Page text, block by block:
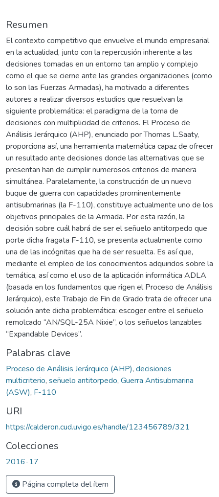
Resumen
El contexto competitivo que envuelve el mundo empresarial
en la actualidad, junto con la repercusión inherente a las
decisiones tomadas en un entorno tan amplio y complejo
como el que se cierne ante las grandes organizaciones (como
lo son las Fuerzas Armadas), ha motivado a diferentes
autores a realizar diversos estudios que resuelvan la
siguiente problemática: el paradigma de la toma de
decisiones con multiplicidad de criterios. El Proceso de
Análisis Jerárquico (AHP), enunciado por Thomas L.Saaty,
proporciona así, una herramienta matemática capaz de ofrecer
un resultado ante decisiones donde las alternativas que se
presentan han de cumplir numerosos criterios de manera
simultánea. Paralelamente, la construcción de un nuevo
buque de guerra con capacidades prominentemente
antisubmarinas (la F-110), constituye actualmente uno de los
objetivos principales de la Armada. Por esta razón, la
decisión sobre cuál habrá de ser el señuelo antitorpedo que
porte dicha fragata F-110, se presenta actualmente como
una de las incógnitas que ha de ser resuelta. Es así que,
mediante el empleo de los conocimientos adquiridos sobre la
temática, así como el uso de la aplicación informática ADLA
(basada en los fundamentos que rigen el Proceso de Análisis
Jerárquico), este Trabajo de Fin de Grado trata de ofrecer una
solución ante dicha problemática: escoger entre el señuelo
remolcado “AN/SQL-25A Nixie”, o los señuelos lanzables
“Expandable Devices”.
Palabras clave
Proceso de Análisis Jerárquico (AHP), decisiones
multicriterio, señuelo antitorpedo, Guerra Antisubmarina
(ASW), F-110
URI
https://calderon.cud.uvigo.es/handle/123456789/321
Colecciones
2016-17
Página completa del ítem